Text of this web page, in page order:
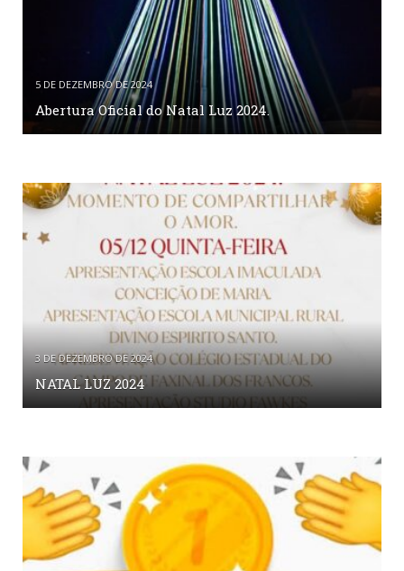
5 DE DEZEMBRO DE 2024
Abertura Oficial do Natal Luz 2024.
3 DE DEZEMBRO DE 2024
NATAL LUZ 2024